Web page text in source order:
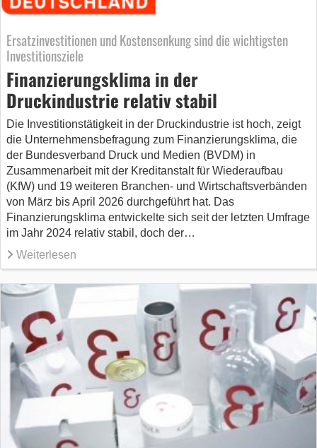
Ersatzinvestitionen und Kostensenkung sind die wichtigsten
Investitionsziele
Finanzierungsklima in der
Druckindustrie relativ stabil
Die Investitionstätigkeit in der Druckindustrie ist hoch, zeigt
die Unternehmensbefragung zum Finanzierungsklima, die
der Bundesverband Druck und Medien (BVDM) in
Zusammenarbeit mit der Kreditanstalt für Wiederaufbau
(KfW) und 19 weiteren Branchen- und Wirtschaftsverbänden
von März bis April 2026 durchgeführt hat. Das
Finanzierungsklima entwickelte sich seit der letzten Umfrage
im Jahr 2024 relativ stabil, doch der…
Weiterlesen